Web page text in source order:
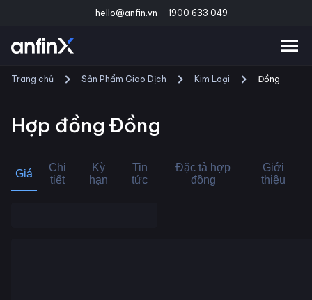
hello@anfin.vn 1900 633 049
Trang chủ Sản Phẩm Giao Dịch Kim Loại Đồng
Hợp đồng Đồng
Giá
Chi
tiết
Kỳ
hạn
Tin
tức
Đặc tả hợp
đồng
Giới
thiệu